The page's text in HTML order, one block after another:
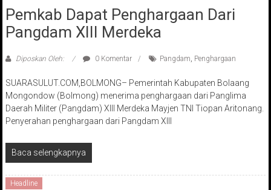
Pemkab Dapat Penghargaan Dari
Pangdam XIII Merdeka
Diposkan Oleh: 0 Komentar Pangdam, Penghargaan
SUARASULUT.COM,BOLMONG– Pemerintah Kabupaten Bolaang
Mongondow (Bolmong) menerima penghargaan dari Panglima
Daerah Militer (Pangdam) XIII Merdeka Mayjen TNI Tiopan Aritonang.
Penyerahan penghargaan dari Pangdam XIII
Baca selengkapnya
Headline